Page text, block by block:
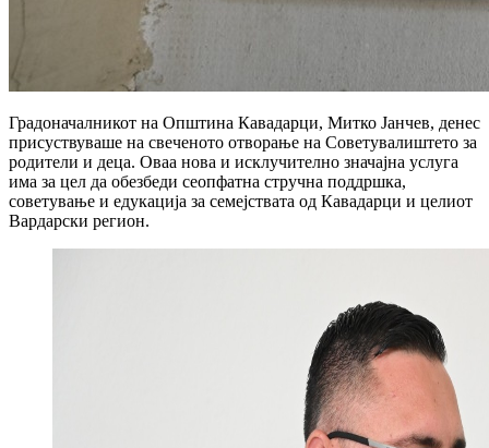
Градоначалникот на Општина Кавадарци, Митко Јанчев, денес
присуствуваше на свеченото отворање на Советувалиштето за
родители и деца. Оваа нова и исклучително значајна услуга
има за цел да обезбеди сеопфатна стручна поддршка,
советување и едукација за семејствата од Кавадарци и целиот
Вардарски регион.